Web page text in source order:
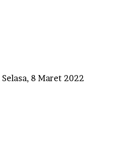
Selasa, 8 Maret 2022